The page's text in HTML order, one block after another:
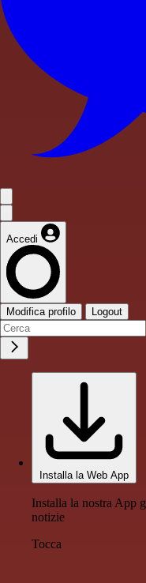
Accedi
Modifica profilo Logout
Installa la Web App
Installa la nostra App
notizie
Tocca